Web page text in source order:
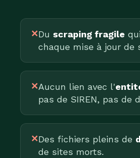
✕Du scraping fragile
chaque mise à jour de
✕Aucun lien avec l'
pas de SIREN, pas de
✕Des fichiers pleins de
de sites morts.